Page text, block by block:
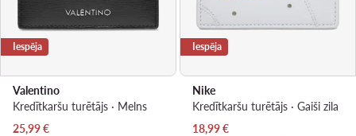
Iespēja
Valentino
Kredītkaršu turētājs · Melns
Pašreizējā cena
25,99€
Iespēja
Nike
Kredītkaršu turētājs · Gaiši zila
Pašreizējā cena
18,99€